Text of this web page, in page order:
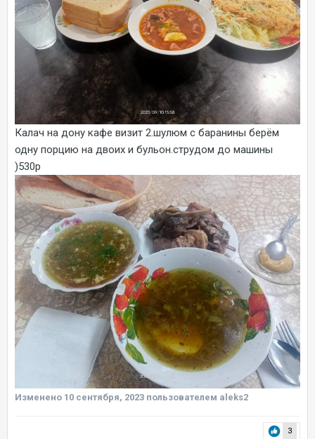
Калач на дону кафе визит 2.шулюм с баранины берём
одну порцию на двоих и бульон.струдом до машины
)530р
Изменено 10 сентября, 2023 пользователем aleks2
3